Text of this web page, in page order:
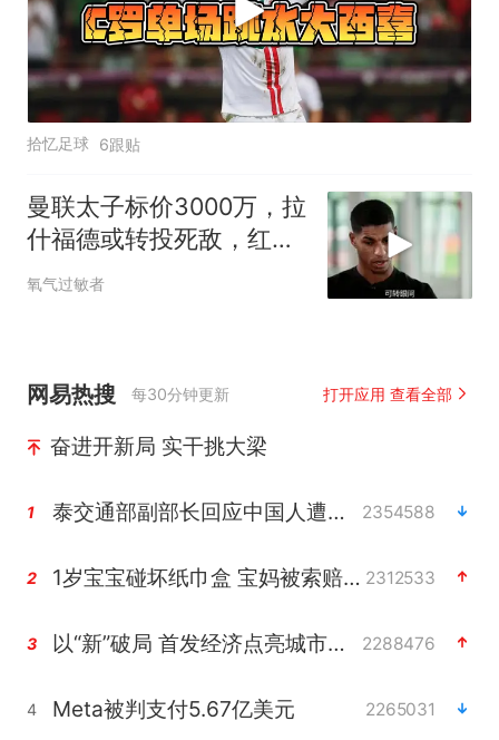
拾忆足球 6跟贴
曼联太子标价3000万，拉
什福德或转投死敌，红魔
球迷炸锅
氧气过敏者
网易热搜 每30分钟更新 打开应用 查看全部
奋进开新局 实干挑大梁
1 泰交通部副部长回应中国人遭歧视手势 2354588
2 1岁宝宝碰坏纸巾盒 宝妈被索赔924元 2312533
3 以“新”破局 首发经济点亮城市消费活力 2288476
4 Meta被判支付5.67亿美元 2265031